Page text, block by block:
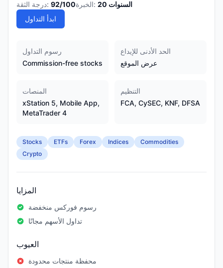
درجة الثقة: 92/100 الخبرة: 20 السنوات
ابدأ التداول
رسوم التداول
Commission-free stocks
الحد الأدنى للإيداع
عرض الموقع
المنصات
xStation 5, Mobile App,
MetaTrader 4
التنظيم
FCA, CySEC, KNF, DFSA
Stocks ETFs Forex Indices
Commodities
Crypto
المزايا
رسوم فوركس منخفضة
تداول الأسهم مجانًا
العيوب
محفظة منتجات محدودة